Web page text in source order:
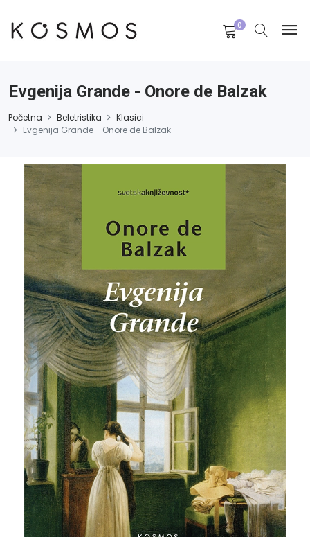
0
Evgenija Grande - Onore de Balzak
Početna Beletristika
Klasici
Evgenija Grande - Onore de Balzak